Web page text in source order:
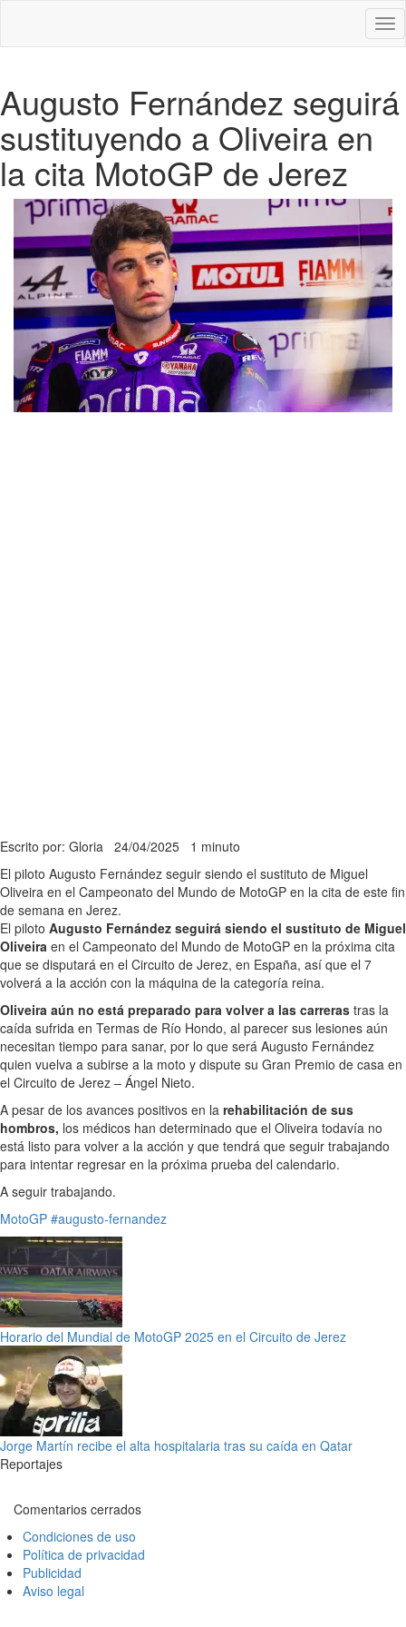
Augusto Fernández seguirá
sustituyendo a Oliveira en
la cita MotoGP de Jerez
Escrito por: Gloria 24/04/2025 1 minuto
El piloto Augusto Fernández seguir siendo el sustituto de Miguel
Oliveira en el Campeonato del Mundo de MotoGP en la cita de este fin
de semana en Jerez.
El piloto Augusto Fernández seguirá siendo el sustituto de Miguel
Oliveira en el Campeonato del Mundo de MotoGP en la próxima cita
que se disputará en el Circuito de Jerez, en España, así que el 7
volverá a la acción con la máquina de la categoría reina.
Oliveira aún no está preparado para volver a las carreras tras la
caída sufrida en Termas de Río Hondo, al parecer sus lesiones aún
necesitan tiempo para sanar, por lo que será Augusto Fernández
quien vuelva a subirse a la moto y dispute su Gran Premio de casa en
el Circuito de Jerez – Ángel Nieto.
A pesar de los avances positivos en la rehabilitación de sus
hombros, los médicos han determinado que el Oliveira todavía no
está listo para volver a la acción y que tendrá que seguir trabajando
para intentar regresar en la próxima prueba del calendario.
A seguir trabajando.
MotoGP #augusto-fernandez
Horario del Mundial de MotoGP 2025 en el Circuito de Jerez
Jorge Martín recibe el alta hospitalaria tras su caída en Qatar
Reportajes
Comentarios cerrados
Condiciones de uso
Política de privacidad
Publicidad
Aviso legal